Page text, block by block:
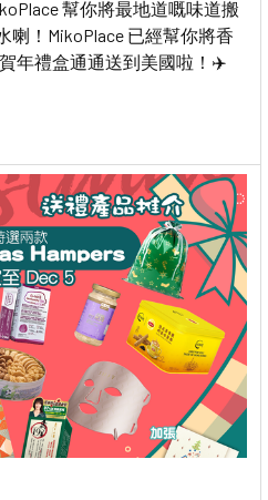
幫你將最地道嘅味道搬
！MikoPlace 已經幫你將香
年禮盒通通送到美國啦！✈️